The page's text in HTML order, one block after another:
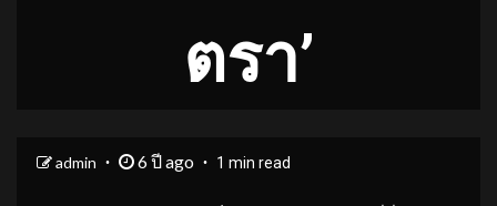
ตรา’
admin 6 ปี ago 1 min read